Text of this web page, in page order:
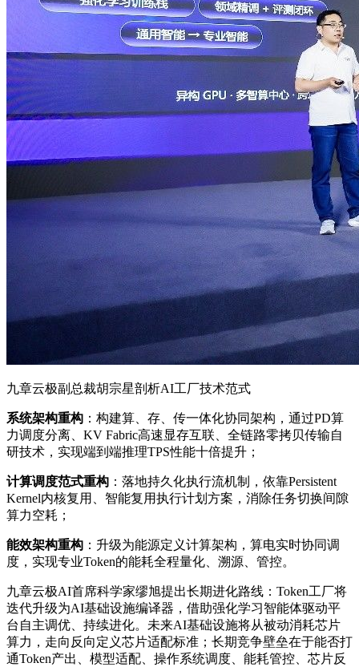
九章云极副总裁胡宗星剖析AI工厂技术范式
系统架构重构 ：构建算、存、传一体化协同架构，通过PD算
力调度分离、KV Fabric高速显存互联、全链路零拷贝传输自
研技术，实现端到端推理TPS性能十倍提升；
计算调度范式重构 ：落地持久化执行流机制，依靠Persistent
Kernel内核复用、智能复用执行计划方案，消除任务切换间隙
算力空耗；
能效架构重构 ：升级为能源定义计算架构，算电实时协同调
度，实现专业Token的能耗全程量化、溯源、管控。
九章云极AI首席科学家缪旭提出长期进化路线：Token工厂将
迭代升级为AI基础设施编译器，借助强化学习智能体驱动平
台自主调优、持续进化。未来AI基础设施将从被动消耗芯片
算力，走向反向定义芯片适配标准；长期竞争壁垒在于能否打
通Token产出、模型适配、操作系统调度、能耗管控、芯片反